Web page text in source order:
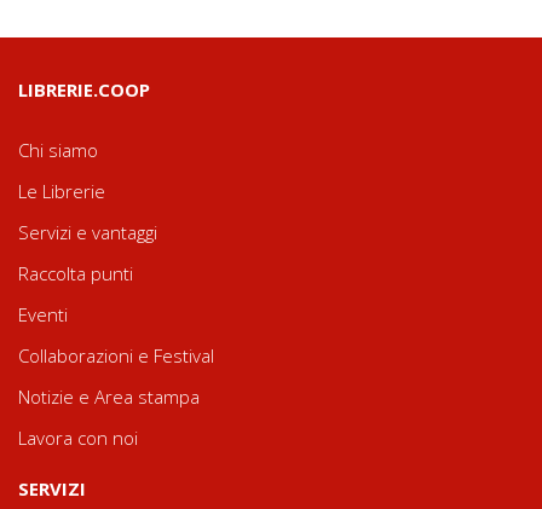
LIBRERIE.COOP
Chi siamo
Le Librerie
Servizi e vantaggi
Raccolta punti
Eventi
Collaborazioni e Festival
Notizie e Area stampa
Lavora con noi
SERVIZI